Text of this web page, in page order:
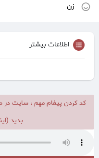
زن
اطلاعات بیشتر
کد کردن پیغام مهم ، سایت
بدید